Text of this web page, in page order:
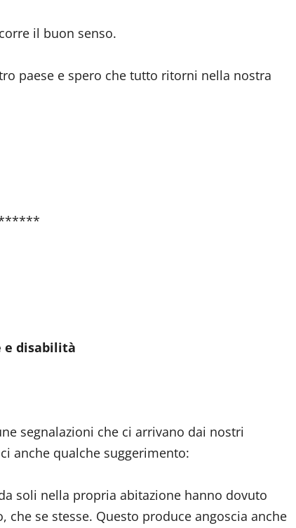
il buon senso.
paese e spero che tutto ritorni nella nostra
e disabilità
segnalazioni che ci arrivano dai nostri
anche qualche suggerimento:
soli nella propria abitazione hanno dovuto
se stesse. Questo produce angoscia anche